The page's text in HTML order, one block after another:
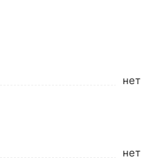
нет
нет